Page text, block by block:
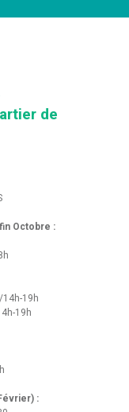
de
Octobre :
19h
19h
: